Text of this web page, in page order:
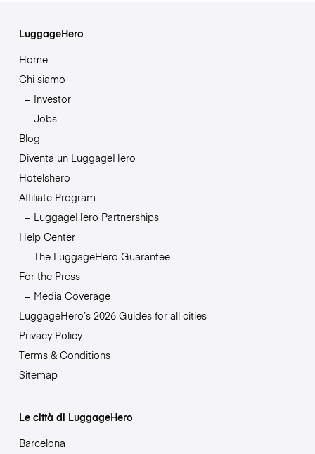
LuggageHero
Home
Chi siamo
Investor
Jobs
Blog
Diventa un LuggageHero
Hotelshero
Affiliate Program
LuggageHero Partnerships
Help Center
The LuggageHero Guarantee
For the Press
Media Coverage
LuggageHero’s 2026 Guides for all cities
Privacy Policy
Terms & Conditions
Sitemap
Le città di LuggageHero
Barcelona